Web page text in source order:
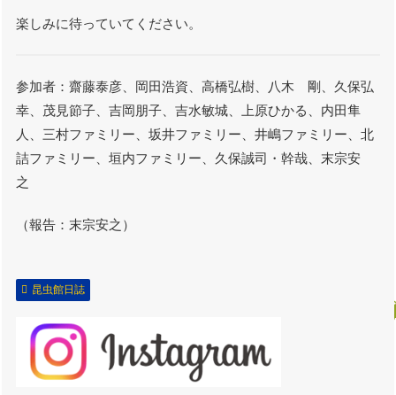
楽しみに待っていてください。
参加者：齋藤泰彦、岡田浩資、高橋弘樹、八木 剛、久保弘
幸、茂見節子、吉岡朋子、吉水敏城、上原ひかる、内田隼
人、三村ファミリー、坂井ファミリー、井嶋ファミリー、北
詰ファミリー、垣内ファミリー、久保誠司・幹哉、末宗安
之
（報告：末宗安之）
昆虫館日誌